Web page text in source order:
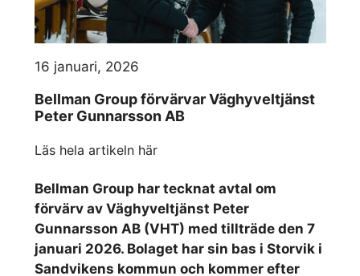
16 januari, 2026
Bellman Group förvärvar Väghyveltjänst
Peter Gunnarsson AB
Läs hela artikeln här
Bellman Group har tecknat avtal om
förvärv av Väghyveltjänst Peter
Gunnarsson AB (VHT) med tillträde den 7
januari 2026. Bolaget har sin bas i Storvik i
Sandvikens kommun och kommer efter